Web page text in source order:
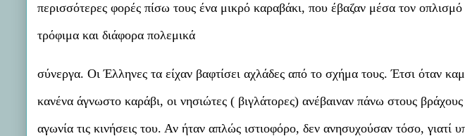
περισσότερες φορές πίσω τους ένα μικρό καραβάκι, που έβαζαν μέσα τον
τρόφιμα και διάφορα πολεμικά
σύνεργα. Οι Έλληνες τα είχαν βαφτίσει αχλάδες από το σχήμα τους. Έτσι όταν
κανένα άγνωστο καράβι, οι νησιώτες ( βιγλάτορες) ανέβαιναν πάνω στους
αγωνία τις κινήσεις του. Αν ήταν απλώς ιστιοφόρο, δεν ανησυχούσαν τόσο, γιατί